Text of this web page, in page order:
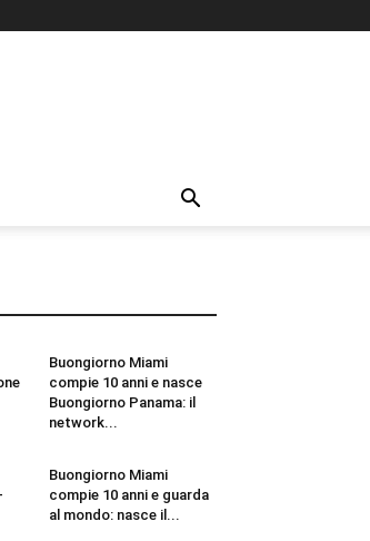
Buongiorno Miami
compie 10 anni e nasce
Buongiorno Panama: il
network...
Buongiorno Miami
compie 10 anni e guarda
al mondo: nasce il...